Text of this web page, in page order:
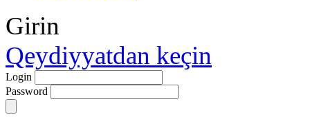
Girin
Qeydiyyatdan keçin
Login
Password